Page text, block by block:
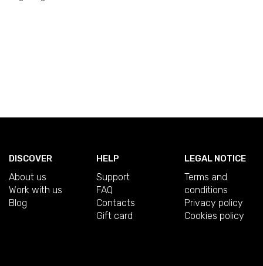
DISCOVER
About us
Work with us
Blog
HELP
Support
FAQ
Contacts
Gift card
LEGAL NOTICE
Terms and
conditions
Privacy policy
Cookies policy